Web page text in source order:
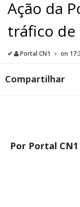
Ação da
tráfico de
✔ Portal CN1 on
Compartilhar
Por Portal CN1